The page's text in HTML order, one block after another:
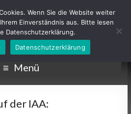
Menü
der IAA:
Wenn Sie die Website weiter
Einverständnis aus. Bitte lesen
Datenschutzerklärung.
Datenschutzerklärung